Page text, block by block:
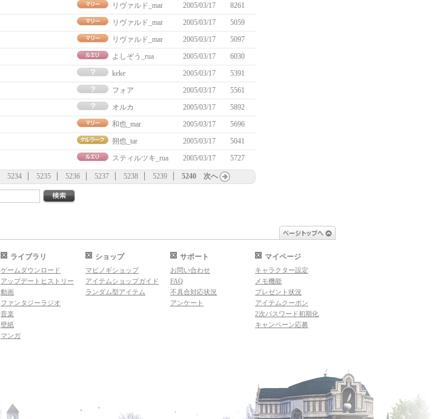
リヴァルド_mar 2005/03/17
8261
リヴァルド_mar 2005/03/17
5059
リヴァルド_mar 2005/03/17
5097
よしぞう_rua 2005/03/17
6030
keke 2005/03/17
5391
フォア 2005/03/17
5561
オルカ 2005/03/17
5892
和也_mar 2005/03/17
5696
朔也_tar 2005/03/17
5041
スティルツキ_rua 2005/03/17 5727
5234 5235 5236 5237 5238 5239 5240 次へ
ライブラリ
ゲームダウンロード
アップデートヒストリー
動画
ファンタジーラジオ
音楽
壁紙
マンガ
ショップ
マビノギショップ
アイテムショップガイド
ランダム型アイテム
サポート
お問い合わせ
FAQ
不具合対応状況
アンケート
マイページ
キャラクター設定
メモ機能
プレゼント状況
アイテムクーポン
2次パスワード初期化
キャンペーン応募